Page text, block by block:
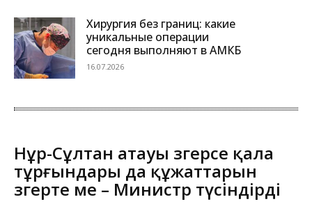
Хирургия без границ: какие
уникальные операции
сегодня выполняют в АМКБ
16.07.2026